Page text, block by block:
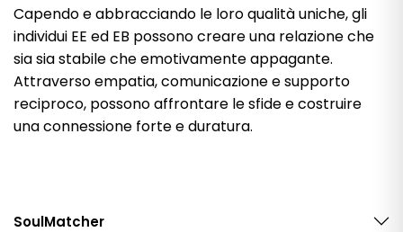
Capendo e abbracciando le loro qualità uniche, gli
individui EE ed EB possono creare una relazione che
sia sia stabile che emotivamente appagante.
Attraverso empatia, comunicazione e supporto
reciproco, possono affrontare le sfide e costruire
una connessione forte e duratura.
SoulMatcher